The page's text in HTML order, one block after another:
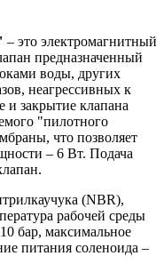
– это электромагнитный
предназначенный
воды, других
неагрессивных к
закрытие клапана
"пилотного
что позволяет
– 6 Вт. Подача
(NBR),
рабочей среды
бар, максимальное
питания соленоида –